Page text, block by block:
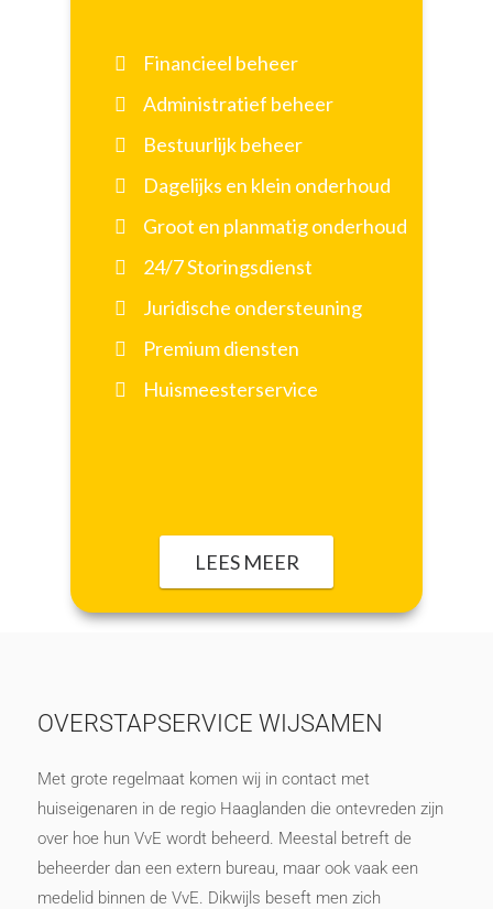
Financieel beheer
Administratief beheer
Bestuurlijk beheer
Dagelijks en klein onderhoud
Groot en planmatig onderhoud
24/7 Storingsdienst
Juridische ondersteuning
Premium diensten
Huismeesterservice
LEES MEER
OVERSTAPSERVICE WIJSAMEN
Met grote regelmaat komen wij in contact met
huiseigenaren in de regio Haaglanden die ontevreden zijn
over hoe hun VvE wordt beheerd. Meestal betreft de
beheerder dan een extern bureau, maar ook vaak een
medelid binnen de VvE. Dikwijls beseft men zich